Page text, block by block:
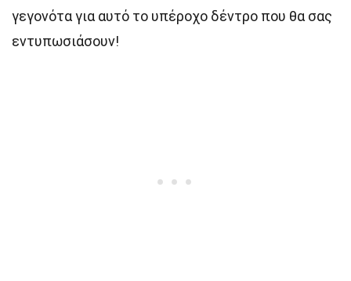
γεγονότα για αυτό το υπέροχο δέντρο που θα σας
εντυπωσιάσουν!